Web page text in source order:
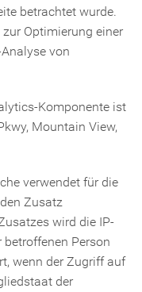
betrachtet wurde.
Optimierung einer
von
Komponente ist
Mountain View,
verwendet für die
Zusatz
wird die IP-
Person
wenn der Zugriff auf
der